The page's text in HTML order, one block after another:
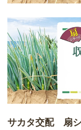
サカタ交配 扇